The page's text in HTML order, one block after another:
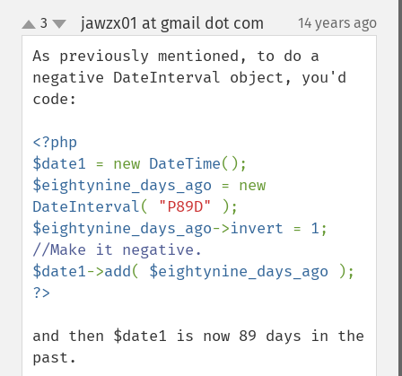
up
down
3 jawzx01 at gmail dot com 14 years ago
As previously mentioned, to do a
negative DateInterval object, you'd
code:
<?php
$date1 = new DateTime
$eightynine_days_ago
DateInterval( "P89D"
$eightynine_days_ago->invert = 1
$date1->add( $eightynine_days_ago
and then $date1 is now 89 days in the
past.